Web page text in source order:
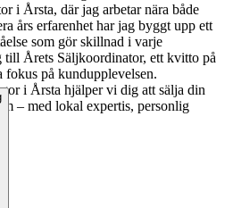
i Årsta, där jag arbetar nära både
års erfarenhet har jag byggt upp ett
som gör skillnad i varje
till Årets Säljkoordinator, ett kvitto på
fokus på kundupplevelsen.
i Årsta hjälper vi dig att sälja din
– med lokal expertis, personlig